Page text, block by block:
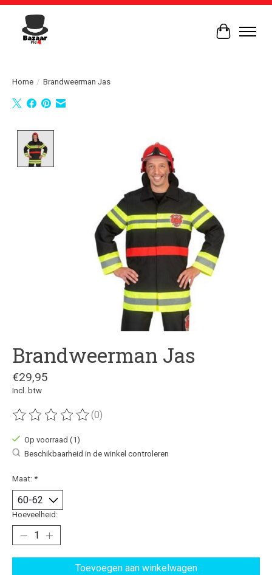
Home / Brandweerman Jas
Brandweerman Jas
€29,95
Incl. btw
De beoordeling van dit product is
(0)
Op voorraad (1)
Beschikbaarheid in de winkel controleren
Maat: *
Hoeveelheid:
Toevoegen aan winkelwagen